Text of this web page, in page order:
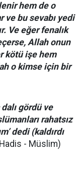
hem de o
ve bu sevabı yedi
Ve eğer fenalık
Allah onun
kötü işe hem
o kimse için bir
gördü ve
rahatsız
dedi (kaldırdı
- Müslim)